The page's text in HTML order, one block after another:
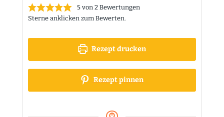
5von 2Bewertungen
Sterne anklicken zum Bewerten.
Rezept drucken
Rezept pinnen